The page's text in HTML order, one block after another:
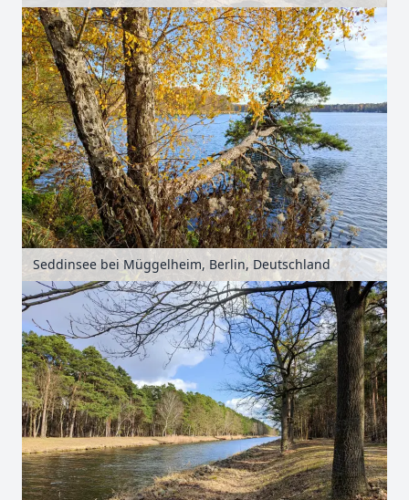
Seddinsee bei Müggelheim, Berlin, Deutschland